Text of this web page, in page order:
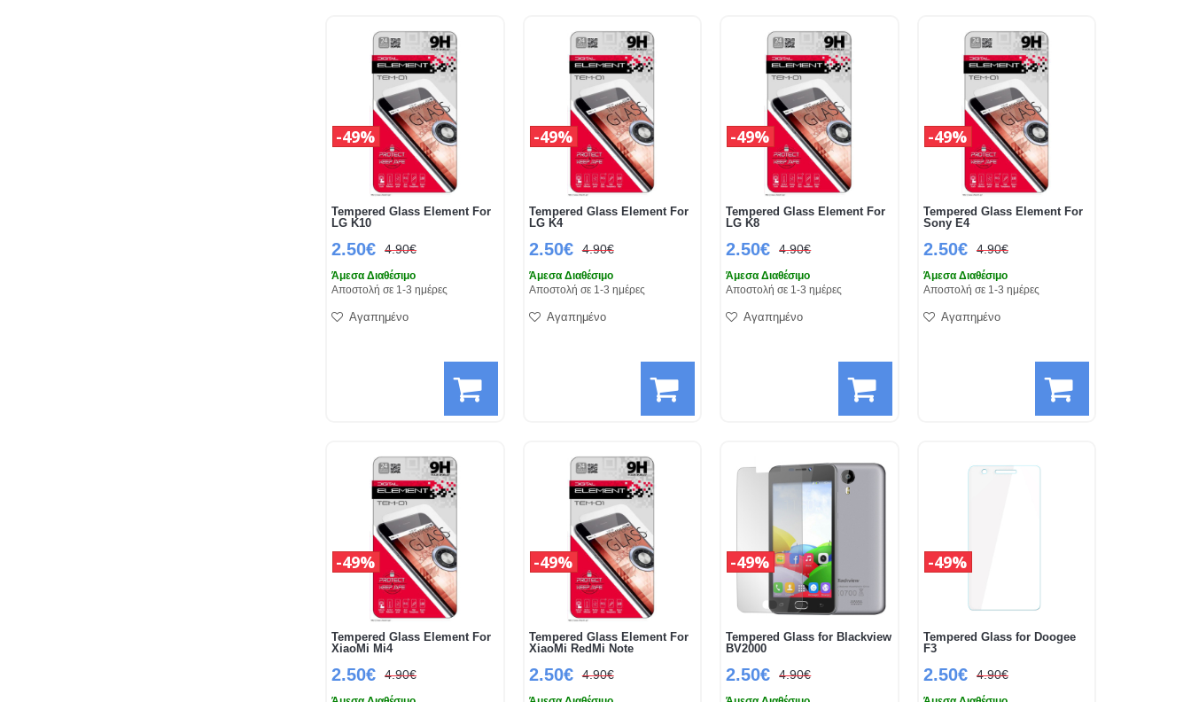
Tempered Glass Element For
LG K10
2.50€ 4.90€
49%
Άμεσα Διαθέσιμο
Αποστολή σε 1-3 ημέρες
Αγαπημένο
Tempered Glass Element For
LG K4
2.50€ 4.90€
49%
Άμεσα Διαθέσιμο
Αποστολή σε 1-3 ημέρες
Αγαπημένο
Tempered Glass Element For
LG K8
2.50€ 4.90€
49%
Άμεσα Διαθέσιμο
Αποστολή σε 1-3 ημέρες
Αγαπημένο
Tempered Glass Element For
Sony E4
2.50€ 4.90€
49%
Άμεσα Διαθέσιμο
Αποστολή σε 1-3 ημέρες
Αγαπημένο
Tempered Glass Element For
XiaoMi Mi4
2.50€ 4.90€
49%
Tempered Glass Element For
XiaoMi RedMi Note
2.50€ 4.90€
49%
Tempered Glass for Blackview
BV2000
2.50€ 4.90€
49%
Tempered Glass for Doogee
F3
2.50€ 4.90€
49%